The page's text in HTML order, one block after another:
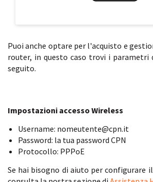
Puoi anche optare per l'acquisto e
router, in questo caso trovi i parametri
seguito.
Impostazioni accesso Wireless
Username: nomeutente@cpn.it
Password: la tua password CPN
Protocollo: PPPoE
Se hai bisogno di aiuto per configurare